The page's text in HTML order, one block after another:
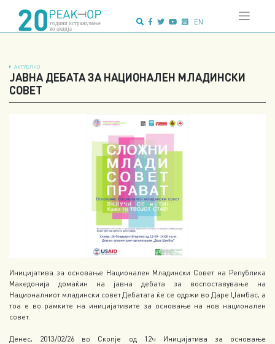
content
EN
АКТУЕЛНО
ЈАВНА ДЕБАТА ЗА НАЦИОНАЛЕН МЛАДИНСКИ
СОВЕТ
Иницијатива за основање Национален Младински Совет на Република
Македонија домаќин на јавна дебата за воспоставување на
Националниот младински совет.Дебатата ќе се одржи во Даре Џамбас, а
тоа е во рамките на иницијативите за основање на нов национален
совет.
Денес, 2013/02/26 во Скопје од 12ч Иницијатива за основање